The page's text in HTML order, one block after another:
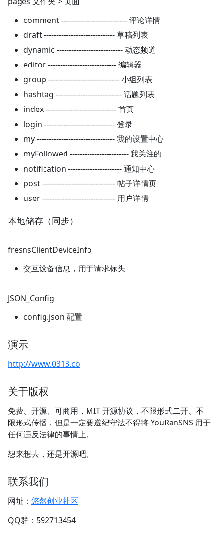
comment --------------------------- 评论详情
draft ----------------------------- 草稿列表
dynamic --------------------------- 动态频道
editor ---------------------------- 编辑器
group ----------------------------- 小组列表
hashtag --------------------------- 话题列表
index ----------------------------- 首页
login ----------------------------- 登录
my -------------------------------- 我的设置中心
myFollowed ------------------------ 我关注的
notification ---------------------- 通知中心
post ------------------------------ 帖子详情页
user ------------------------------ 用户详情
本地储存（同步）
fresnsClientDeviceInfo
交互设备信息，用于请求标头
JSON_Config
config.json 配置
演示
http://www.0313.co
关于版权
免费、开源、可商用，MIT 开源协议，不限形式二开、不
限形式传播，但是一定要遵纪守法不得将 YouRanSNS 用于
任何违反法律的事情上。
想来想去，还是开源吧。
联系我们
网址： 悠然创业社区
QQ群：592713454